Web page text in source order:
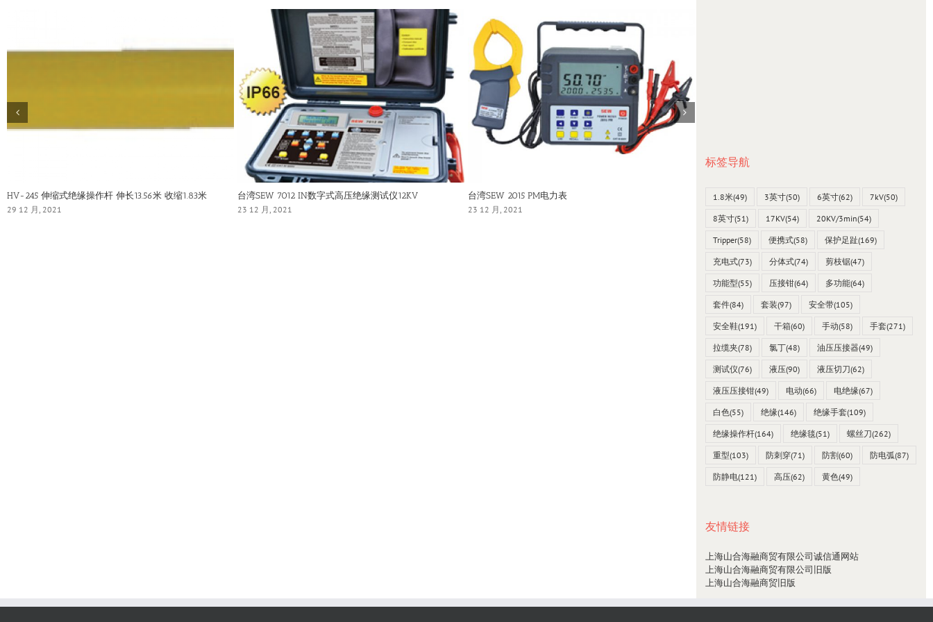
HV-245 伸缩式绝缘操作杆 伸长13.56米 收缩1.83米
29 12 月, 2021
台湾SEW 7012 IN数字式高压绝缘测试仪12KV
23 12 月, 2021
台湾SEW 2015 PM电力表
23 12 月, 2021
台湾SEW 4538 mO毫欧表0~2000Ω
标签导航
1.8米(49) 3英寸(50) 6英寸(62) 7kV(50)
8英寸(51) 17KV(54) 20KV/3min(54)
Tripper(58) 便携式(58) 保护足趾(169)
充电式(73) 分体式(74) 剪枝锯(47)
功能型(55) 压接钳(64) 多功能(64)
套件(84) 套装(97) 安全带(105)
安全鞋(191) 干箱(60) 手动(58) 手套(271)
拉缆夹(78) 氯丁(48) 油压压接器(49)
测试仪(76) 液压(90) 液压切刀(62)
液压压接钳(49) 电动(66) 电绝缘(67)
白色(55) 绝缘(146) 绝缘手套(109)
绝缘操作杆(164) 绝缘毯(51) 螺丝刀(262)
重型(103) 防刺穿(71) 防割(60) 防电弧(87)
防静电(121) 高压(62) 黄色(49)
友情链接
上海山合海融商贸有限公司诚信通网站
上海山合海融商贸有限公司旧版
上海山合海融商贸旧版